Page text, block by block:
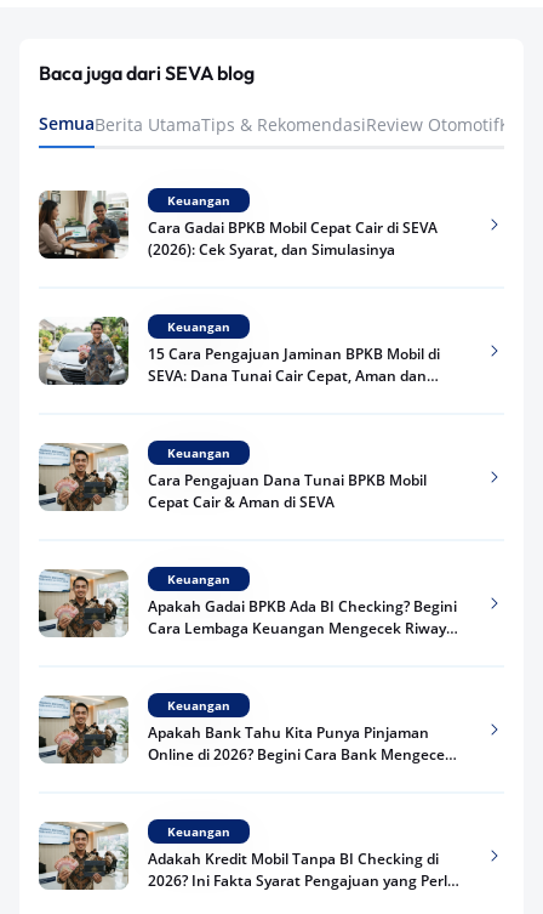
Baca juga dari SEVA blog
SemuaBerita UtamaTips & RekomendasiReview Otomotif
Keuangan
Cara Gadai BPKB Mobil Cepat Cair di SEVA
(2026): Cek Syarat, dan Simulasinya
Keuangan
15 Cara Pengajuan Jaminan BPKB Mobil di
SEVA: Dana Tunai Cair Cepat, Aman dan
Keuangan
Cara Pengajuan Dana Tunai BPKB Mobil
Cepat Cair & Aman di SEVA
Keuangan
Apakah Gadai BPKB Ada BI Checking? Begini
Cara Lembaga Keuangan Mengecek Riwayat
Keuangan
Apakah Bank Tahu Kita Punya Pinjaman
Online di 2026? Begini Cara Bank Mengecek
Keuangan
Adakah Kredit Mobil Tanpa BI Checking di
2026? Ini Fakta Syarat Pengajuan yang Perlu